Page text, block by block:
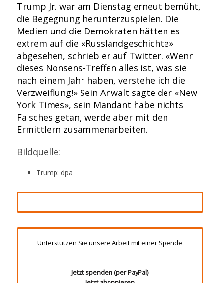
Trump Jr. war am Dienstag erneut bemüht,
die Begegnung herunterzuspielen. Die
Medien und die Demokraten hätten es
extrem auf die «Russlandgeschichte»
abgesehen, schrieb er auf Twitter. «Wenn
dieses Nonsens-Treffen alles ist, was sie
nach einem Jahr haben, verstehe ich die
Verzweiflung!» Sein Anwalt sagte der «New
York Times», sein Mandant habe nichts
Falsches getan, werde aber mit den
Ermittlern zusammenarbeiten.
Bildquelle:
Trump: dpa
Unterstützen Sie unsere Arbeit mit einer Spende
Jetzt spenden (per PayPal)